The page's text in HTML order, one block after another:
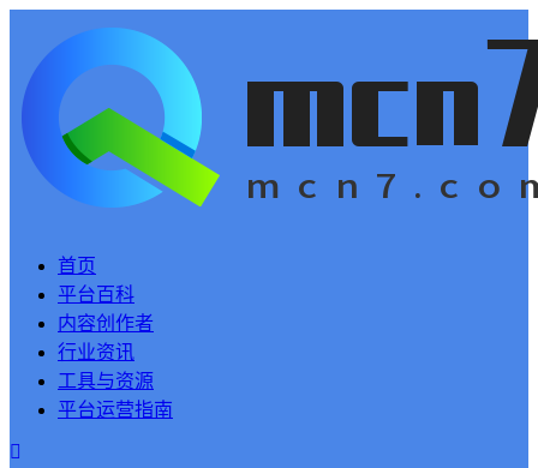
首页
平台百科
内容创作者
行业资讯
工具与资源
平台运营指南